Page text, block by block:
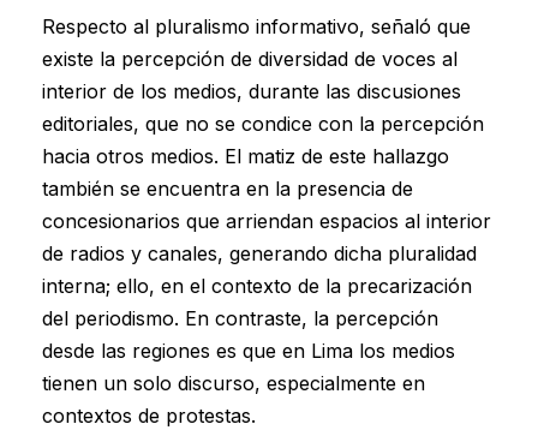
Respecto al pluralismo informativo, señaló que
existe la percepción de diversidad de voces al
interior de los medios, durante las discusiones
editoriales, que no se condice con la percepción
hacia otros medios. El matiz de este hallazgo
también se encuentra en la presencia de
concesionarios que arriendan espacios al interior
de radios y canales, generando dicha pluralidad
interna; ello, en el contexto de la precarización
del periodismo. En contraste, la percepción
desde las regiones es que en Lima los medios
tienen un solo discurso, especialmente en
contextos de protestas.